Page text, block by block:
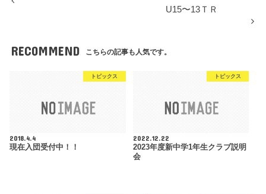
U15〜13ＴＲ
RECOMMEND こちらの記事も人気です。
トピックス
2018.4.4
現在入団受付中！！
トピックス
2022.12.22
2023年度新中学1年生クラブ説明
会